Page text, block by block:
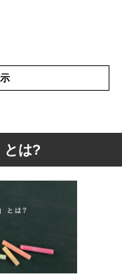
とは?
使った例文
とは?